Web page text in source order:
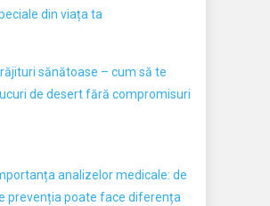
din viața ta
sănătoase – cum să te
de desert fără compromisuri
analizelor medicale: de
prevenția poate face diferența